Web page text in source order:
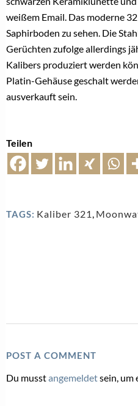
weißem Email. Das moderne
Saphirboden zu sehen. Die
Gerüchten zufolge allerdings
Kalibers produziert werden
Platin-Gehäuse geschalt
ausverkauft sein.
Teilen
TAGS: Kaliber 321 ,
POST A COMMENT
Du musstangemeldetsein, um